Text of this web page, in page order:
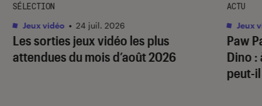
Les sorties jeux vidéo les plus
attendues du mois d’août 2026
SÉLECTION
Jeux vidéo • 24 juil. 2026
Paw
Dino :
peut-
ACTU
Jeux